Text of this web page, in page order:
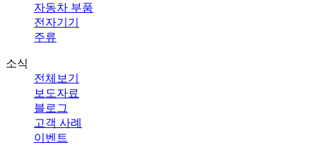
자동차 부품
전자기기
주류
소식
전체보기
보도자료
블로그
고객 사례
이벤트